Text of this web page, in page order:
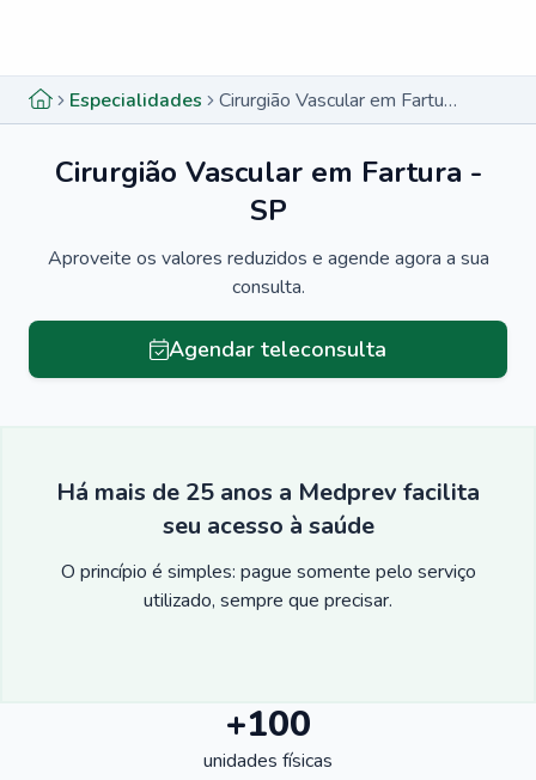
Especialidades Cirurgião Vascular em Fartura - SP
Cirurgião Vascular em Fartura -
SP
Aproveite os valores reduzidos e agende agora a sua
consulta.
Agendar teleconsulta
Há mais de 25 anos a Medprev facilita
seu acesso à saúde
O princípio é simples: pague somente pelo serviço
utilizado, sempre que precisar.
+100
unidades físicas